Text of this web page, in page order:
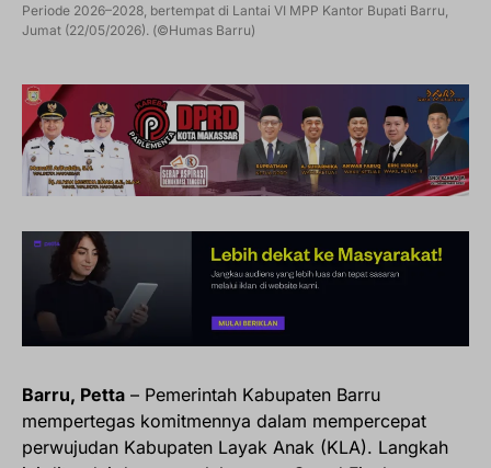
Periode 2026–2028, bertempat di Lantai VI MPP Kantor Bupati Barru,
Jumat (22/05/2026). (©Humas Barru)
Barru, Petta – Pemerintah Kabupaten Barru
mempertegas komitmennya dalam mempercepat
perwujudan Kabupaten Layak Anak (KLA). Langkah